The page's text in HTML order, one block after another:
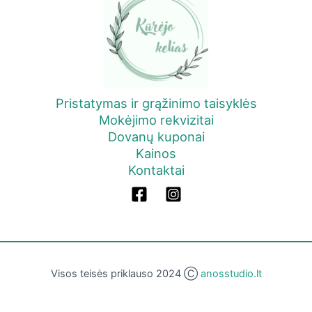
Pristatymas ir grąžinimo taisyklės
Mokėjimo rekvizitai
Dovanų kuponai
Kainos
Kontaktai
Visos teisės priklauso 2024 Ⓒ anosstudio.lt